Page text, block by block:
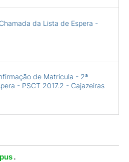
da Lista de Espera -
de Matrícula - 2ª
- PSCT 2017.2 - Cajazeiras
.